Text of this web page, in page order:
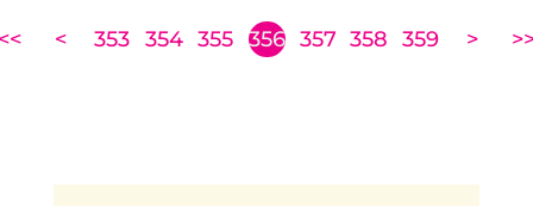
< 353 354 355 356 357 358 359 >